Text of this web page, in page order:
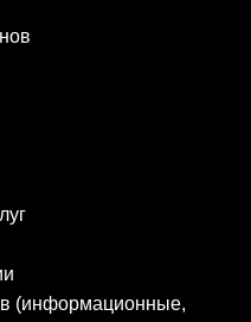
(информационные,